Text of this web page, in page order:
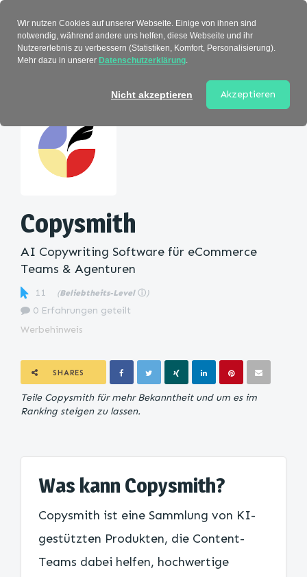
Copysmith
AI Copywriting Software für eCommerce
Teams & Agenturen
11 (Beliebtheits-Level ⓘ )
0 Erfahrungen geteilt
Werbehinweis
SHARES
Teile Copysmith für mehr Bekanntheit und um es im
Ranking steigen zu lassen.
Was kann Copysmith?
Copysmith ist eine Sammlung von KI-
gestützten Produkten, die Content-
Teams dabei helfen, hochwertige
Wir nutzen Cookies auf unserer Webseite. Einige von ihnen sind
notwendig, während andere uns helfen, diese Webseite und ihr
Nutzererlebnis zu verbessern (Statistiken, Komfort, Personalisierung).
Mehr dazu in unserer Datenschutzerklärung.
Nicht akzeptieren Akzeptieren